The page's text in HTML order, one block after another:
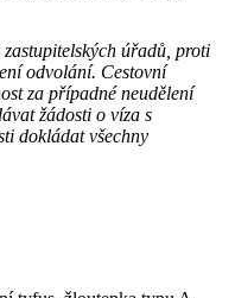
úřadů, proti
odvolání. Cestovní
za případné neudělení
žádosti o víza s
dokládat všechny